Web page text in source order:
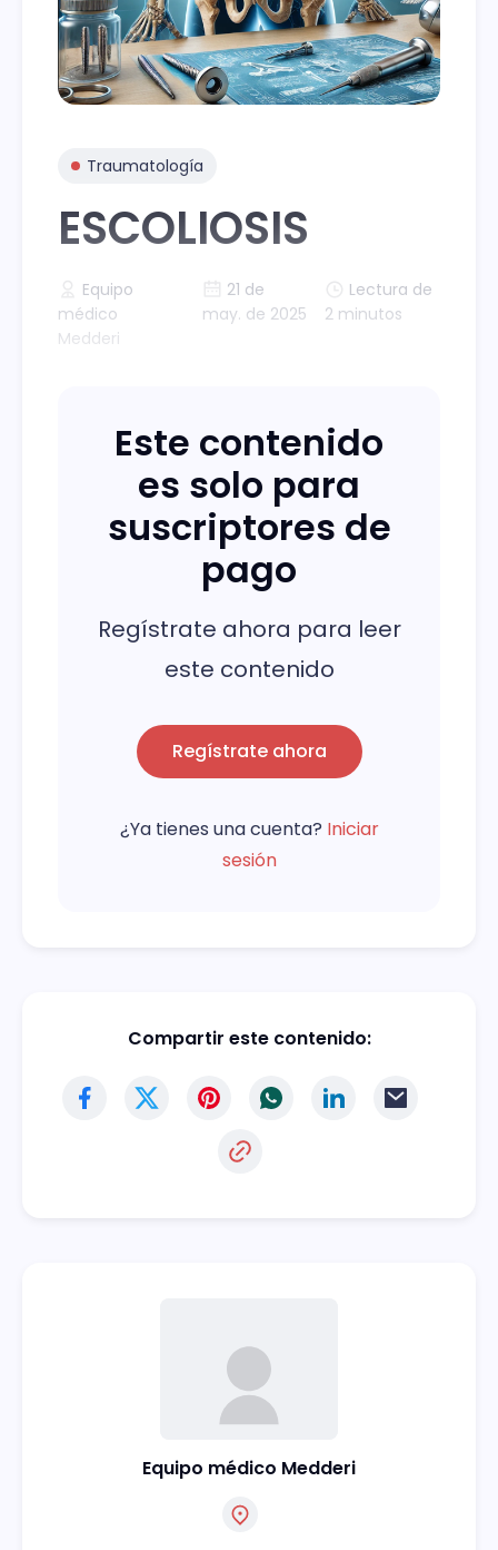
Traumatología
ESCOLIOSIS
Equipo
médico
Medderi
21 de
may. de 2025
Lectura de
2 minutos
Este contenido
es solo para
suscriptores de
pago
Regístrate ahora para leer
este contenido
Regístrate ahora
¿Ya tienes una cuenta? Iniciar
sesión
Compartir este contenido:
Equipo médico Medderi